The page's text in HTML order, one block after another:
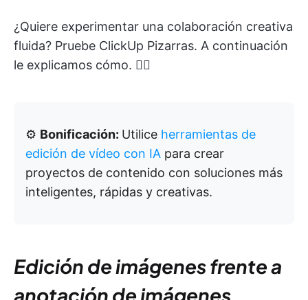
¿Quiere experimentar una colaboración creativa
fluida? Pruebe ClickUp Pizarras. A continuación
le explicamos cómo. 👇🏼
⚙️ Bonificación: Utilice herramientas de
edición de vídeo con IA para crear
proyectos de contenido con soluciones más
inteligentes, rápidas y creativas.
Edición de imágenes frente a
anotación de imágenes